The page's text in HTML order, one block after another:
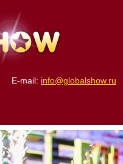
E-mail: info@globalshow.ru